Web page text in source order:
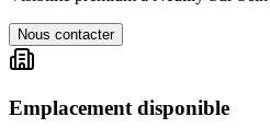
Nous contacter
Emplacement disponible